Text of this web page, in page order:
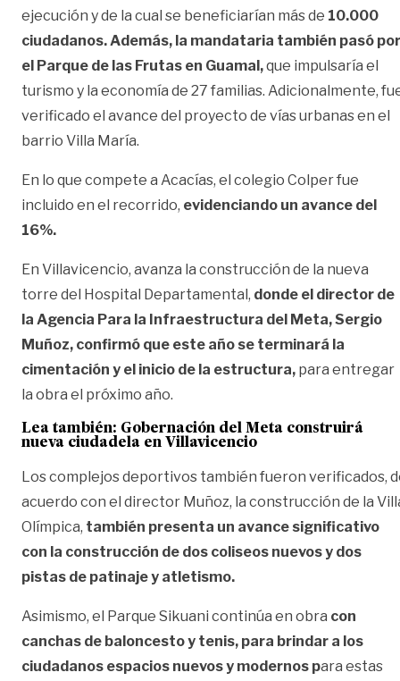
ejecución y de la cual se beneficiarían más de 10.000
ciudadanos. Además, la mandataria también pasó por
el Parque de las Frutas en Guamal,que impulsaría el
turismo y la economía de 27 familias. Adicionalmente,
verificado el avance del proyecto de vías urbanas en el
barrio Villa María.
En lo que compete a Acacías, el colegio Colper fue
incluido en el recorrido, evidenciando un avance del
16%.
En Villavicencio, avanza la construcción de la nueva
torre del Hospital Departamental, donde el director de
la Agencia Para la Infraestructura del Meta, Sergio
Muñoz, confirmó que este año se terminará la
cimentación y el inicio de la estructura, para entregar
la obra el próximo año.
Lea también: Gobernación del Meta construirá
nueva ciudadela en Villavicencio
Los complejos deportivos también fueron verificados,
acuerdo con el director Muñoz, la construcción de la
Olímpica, también presenta un avance significativo
con la construcción de dos coliseos nuevos y dos
pistas de patinaje y atletismo.
Asimismo, el Parque Sikuani continúa en obra con
canchas de baloncesto y tenis, para brindar a los
ciudadanos espacios nuevos y modernos para estas